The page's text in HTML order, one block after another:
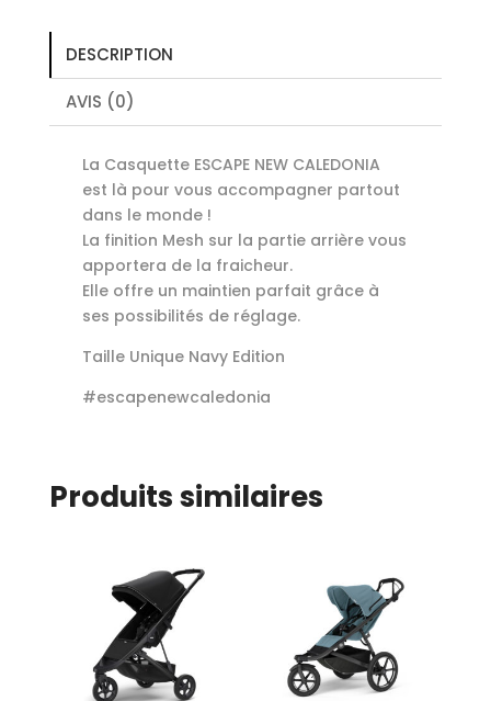
DESCRIPTION
AVIS (0)
La Casquette ESCAPE NEW CALEDONIA
est là pour vous accompagner partout
dans le monde !
La finition Mesh sur la partie arrière vous
apportera de la fraicheur.
Elle offre un maintien parfait grâce à
ses possibilités de réglage.
Taille Unique Navy Edition
#escapenewcaledonia
Produits similaires